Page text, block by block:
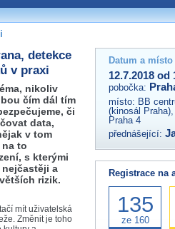
dotaz na organizátory této akce,
kontaktovat na e-mailu:
detekce
v praxi
nikoliv
čím dál tím
či
data,
v tom
na to
s kterými
a
rizik.
mít uživatelská
Změnit je toho
Datum a
12.7.2018 od
pobočka:
místo: BB
(kinosál
Praha 4
přednášející:
Registrace na
135
ze 160